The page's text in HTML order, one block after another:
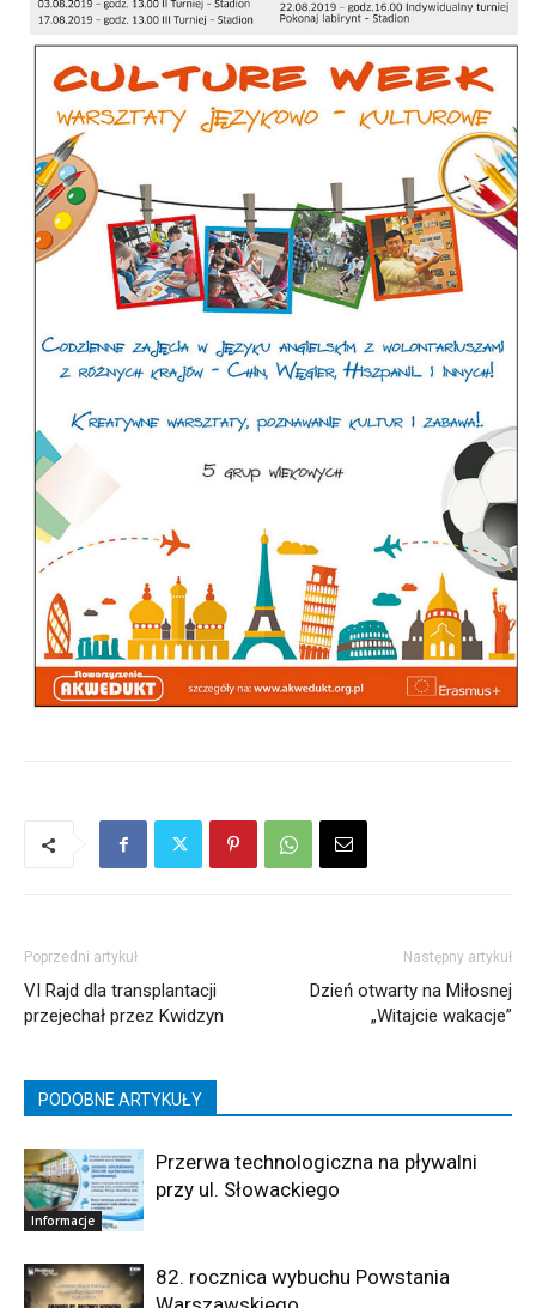
Poprzedni artykuł
VI Rajd dla transplantacji
przejechał przez Kwidzyn
Następny artykuł
Dzień otwarty na Miłosnej
„Witajcie wakacje”
PODOBNE ARTYKUŁY
Informacje
Przerwa technologiczna na pływalni
przy ul. Słowackiego
82. rocznica wybuchu Powstania